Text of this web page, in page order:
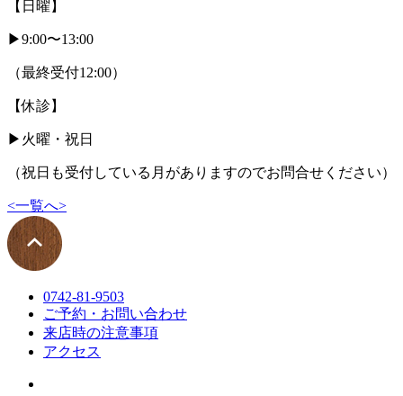
【日曜】
▶︎9:00〜13:00
（最終受付12:00）
【休診】
▶︎火曜・祝日
（祝日も受付している月がありますのでお問合せください）
<一覧へ>
0742-81-9503
ご予約・お問い合わせ
来店時の注意事項
アクセス